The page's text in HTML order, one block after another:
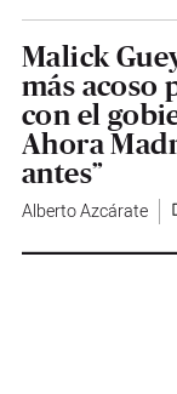
Malick
más acoso
con el
Ahora
antes”
Alberto Azcárate